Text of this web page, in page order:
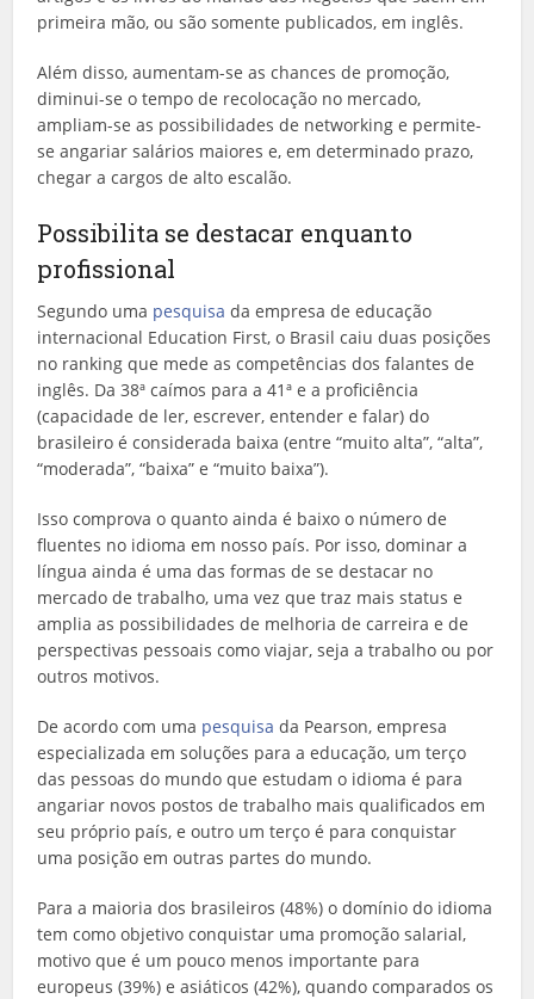
primeira mão, ou são somente publicados, em inglês.
Além disso, aumentam-se as chances de promoção,
diminui-se o tempo de recolocação no mercado,
ampliam-se as possibilidades de networking e permite-
se angariar salários maiores e, em determinado prazo,
chegar a cargos de alto escalão.
Possibilita se destacar enquanto
profissional
Segundo uma pesquisa da empresa de educação
internacional Education First, o Brasil caiu duas posições
no ranking que mede as competências dos falantes de
inglês. Da 38ª caímos para a 41ª e a proficiência
(capacidade de ler, escrever, entender e falar) do
brasileiro é considerada baixa (entre “muito alta”, “alta”,
“moderada”, “baixa” e “muito baixa”).
Isso comprova o quanto ainda é baixo o número de
fluentes no idioma em nosso país. Por isso, dominar a
língua ainda é uma das formas de se destacar no
mercado de trabalho, uma vez que traz mais status e
amplia as possibilidades de melhoria de carreira e de
perspectivas pessoais como viajar, seja a trabalho ou por
outros motivos.
De acordo com uma pesquisa da Pearson, empresa
especializada em soluções para a educação, um terço
das pessoas do mundo que estudam o idioma é para
angariar novos postos de trabalho mais qualificados em
seu próprio país, e outro um terço é para conquistar
uma posição em outras partes do mundo.
Para a maioria dos brasileiros (48%) o domínio do idioma
tem como objetivo conquistar uma promoção salarial,
motivo que é um pouco menos importante para
europeus (39%) e asiáticos (42%), quando comparados os